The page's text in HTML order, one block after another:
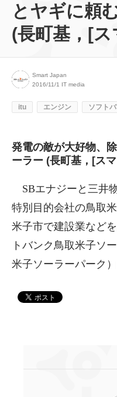
とヤギに頼
(長町基，[ス
Smart Japan
2016/11/1 IT media
itu エンジン ソフト
発電の敵が大好物、
ーラー (長町基，[ス
SBエナジーと三井
特別目的会社の鳥取
米子市で建設業など
トバンク鳥取米子ソ
米子ソーラーパーク